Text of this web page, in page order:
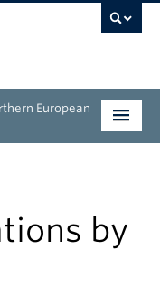
European
by